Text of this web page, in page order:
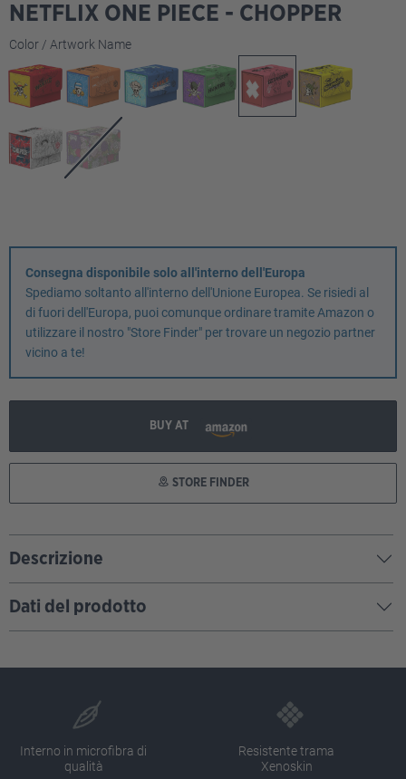
NETFLIX ONE PIECE - CHOPPER
Seleziona
Color / Artwork Name
Consegna disponibile solo all'interno dell'Europa
Spediamo soltanto all'interno dell'Unione Europea. Se risiedi al
di fuori dell'Europa, puoi comunque ordinare tramite Amazon o
utilizzare il nostro "Store Finder" per trovare un negozio partner
vicino a te!
BUY AT
STORE FINDER
Descrizione
Dati del prodotto
Interno in microfibra di
qualità
Resistente trama
Xenoskin